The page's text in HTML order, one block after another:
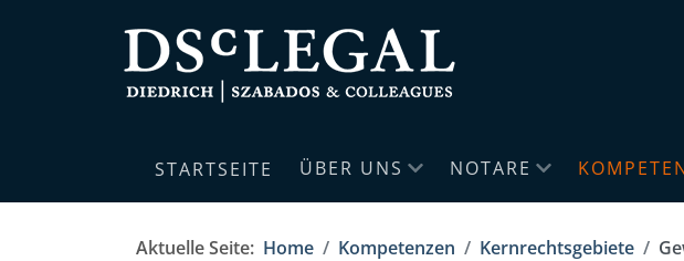
STARTSEITE ÜBER UNS NOTARE
Aktuelle Seite: Home Kompetenzen Kernrechtsgebiete